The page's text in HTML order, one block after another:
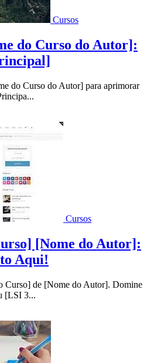
Cursos
do Curso do Autor]:
do Curso do Autor] para aprimorar
Cursos
[Nome do Autor]:
Aqui!
Curso] de [Nome do Autor]. Domine
[LSI 3...